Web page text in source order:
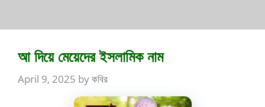
আ দিয়ে মেয়েদের ইসলামিক নাম
April 9, 2025 byকবির